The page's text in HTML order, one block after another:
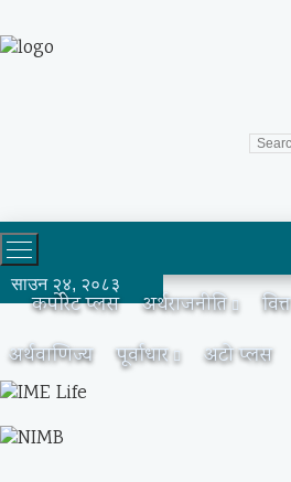
साउन २४, २०८३
कर्पोरेट प्लस अर्थराजनीति वित्त
अर्थवाणिज्य
पूर्वाधार अटो प्लस